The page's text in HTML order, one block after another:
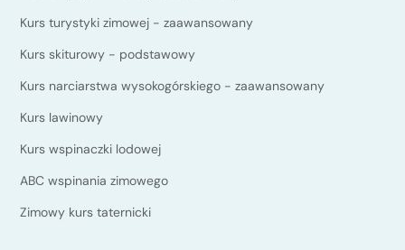
Kurs turystyki zimowej - zaawansowany
Kurs skiturowy - podstawowy
Kurs narciarstwa wysokogórskiego - zaawansowany
Kurs lawinowy
Kurs wspinaczki lodowej
ABC wspinania zimowego
Zimowy kurs taternicki